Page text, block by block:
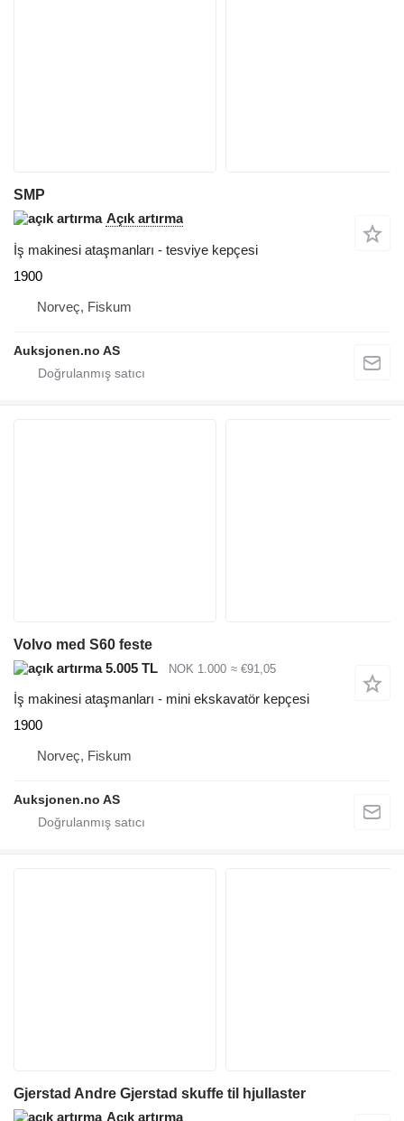
SMP
Açık artırma
İş makinesi ataşmanları - tesviye kepçesi
1900
Norveç, Fiskum
Auksjonen.no AS
Volvo med S60 feste
5.005 TL
NOK 1.000 ≈ €91,05
İş makinesi ataşmanları - mini ekskavatör kepçesi
1900
Norveç, Fiskum
Auksjonen.no AS
Gjerstad Andre Gjerstad skuffe til hjullaster
Açık artırma